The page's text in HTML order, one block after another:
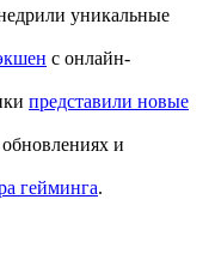
уникальные
с онлайн-
представили новые
и
гейминга.